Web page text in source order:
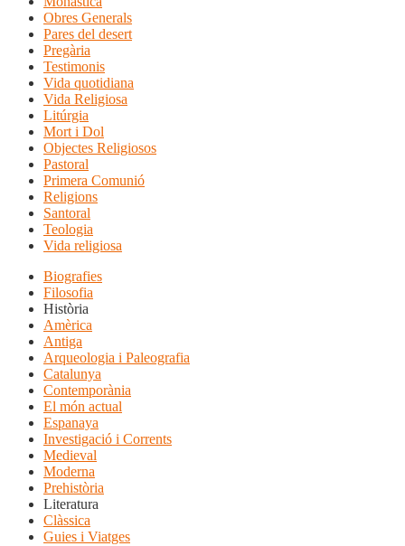
Obres Generals
Pares del desert
Pregària
Testimonis
Vida quotidiana
Vida Religiosa
Litúrgia
Mort i Dol
Objectes Religiosos
Pastoral
Primera Comunió
Religions
Santoral
Teologia
Vida religiosa
Biografies
Filosofia
Història
Amèrica
Antiga
Arqueologia i Paleografia
Catalunya
Contemporània
El món actual
Espanaya
Investigació i Corrents
Medieval
Moderna
Prehistòria
Literatura
Clàssica
Guies i Viatges